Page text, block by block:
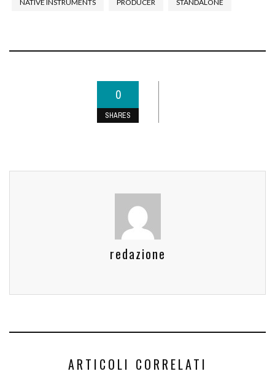
NATIVE INSTRUMENTS PRODUCER STANDALONE
0
SHARES
redazione
ARTICOLI CORRELATI